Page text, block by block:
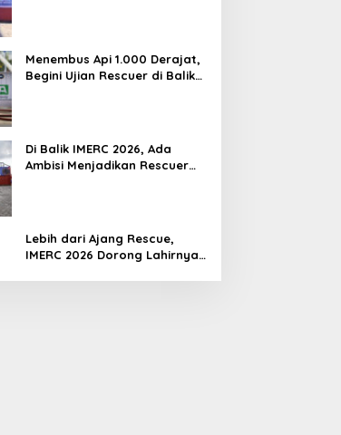
Menembus Api 1.000 Derajat,
Begini Ujian Rescuer di Balik
Di Balik IMERC 2026, Ada
Ambisi Menjadikan Rescuer
Lebih dari Ajang Rescue,
IMERC 2026 Dorong Lahirnya